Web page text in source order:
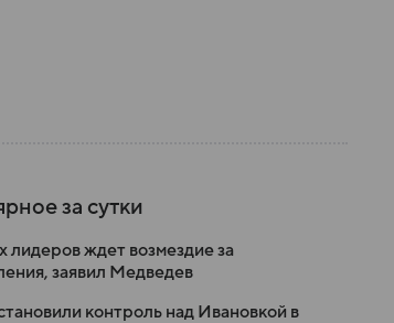
за сутки
лидеров ждет возмездие за
заявил Медведев
контроль над Ивановкой в